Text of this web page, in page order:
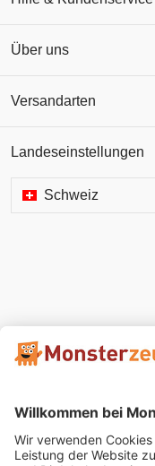
Über uns
Versandarten
Landeseinstellungen
Schweiz